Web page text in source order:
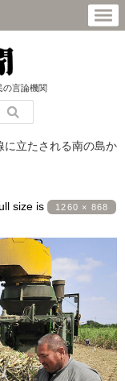
の言論機関
立たされる南の島か
size is 1260 × 868